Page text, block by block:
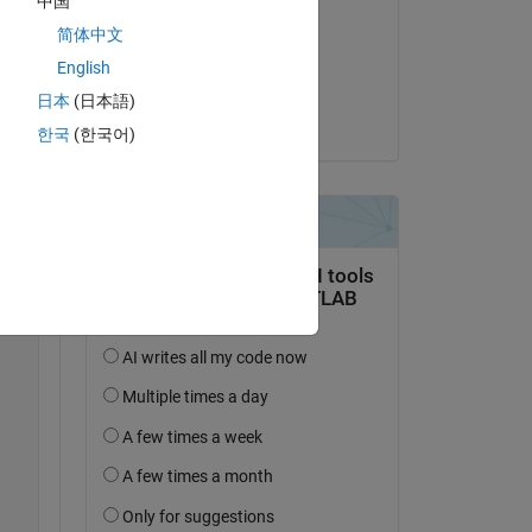
le 30 Nov 2021
Acceptée :
简体中文
English
日本 (日本語)
한국 (한국어)